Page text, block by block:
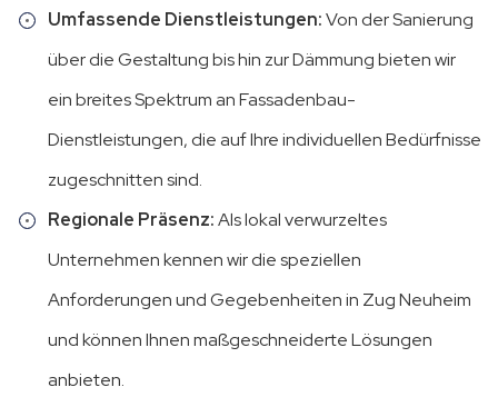
Umfassende Dienstleistungen:Von der Sanierung
über die Gestaltung bis hin zur Dämmung bieten wir
ein breites Spektrum an Fassadenbau-
Dienstleistungen, die auf Ihre individuellen Bedürfnisse
zugeschnitten sind.
Regionale Präsenz:Als lokal verwurzeltes
Unternehmen kennen wir die speziellen
Anforderungen und Gegebenheiten in Zug Neuheim
und können Ihnen maßgeschneiderte Lösungen
anbieten.